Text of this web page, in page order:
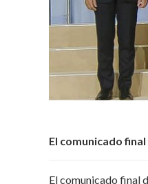
El comunicado
El comunicado final